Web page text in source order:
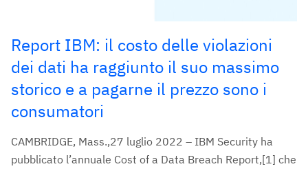
Report IBM: il costo delle violazioni
dei dati ha raggiunto il suo massimo
storico e a pagarne il prezzo sono i
consumatori
CAMBRIDGE, Mass.,27 luglio 2022 – IBM Security ha
pubblicato l’annuale Cost of a Data Breach Report,[1] che